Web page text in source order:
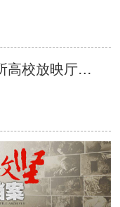
山东已确定93所高校放映厅试点单位 创新高校思政教育融合新模式